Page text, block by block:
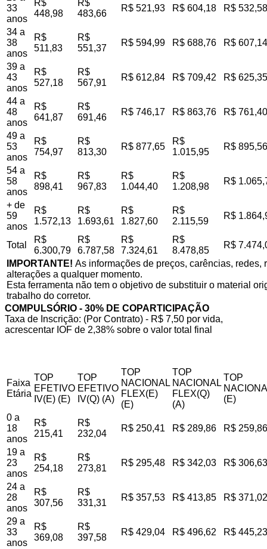
33
anos
R$
448,98
R$
483,66
R$ 521,93 R$ 604,18 R$ 532,58
34 a
38
anos
R$
511,83
R$
551,37
R$ 594,99 R$ 688,76 R$ 607,14
39 a
43
anos
R$
527,18
R$
567,91
R$ 612,84 R$ 709,42 R$ 625,35
44 a
48
anos
R$
641,87
R$
691,46
R$ 746,17 R$ 863,76 R$ 761,40
49 a
53
anos
R$
754,97
R$
813,30
R$ 877,65
R$
1.015,95
R$ 895,56
54 a
58
anos
R$
898,41
R$
967,83
R$
1.044,40
R$
1.208,98
R$
+ de
59
anos
R$
1.572,13
R$
1.693,61
R$
1.827,60
R$
2.115,59
R$
Total
R$
6.300,79
R$
6.787,58
R$
7.324,61
R$
8.478,85
R$
IMPORTANTE! As informações de preços, carências,
alterações a qualquer momento.
Esta ferramenta não tem o objetivo de substituir o material
trabalho do corretor.
COMPULSÓRIO - 30% DE COPARTICIPAÇÃO
Taxa de Inscrição: (Por Contrato) - R$ 7,50 por vida,
acrescentar IOF de 2,38% sobre o valor total final
Faixa
Etária
TOP
EFETIVO
IV(E) (E)
TOP
EFETIVO
IV(Q) (A)
TOP
NACIONAL
FLEX(E)
(E)
TOP
NACIONAL
FLEX(Q)
(A)
TOP
(E)
0 a
18
anos
R$
215,41
R$
232,04
R$ 250,41 R$ 289,86 R$ 259,86
19 a
23
anos
R$
254,18
R$
273,81
R$ 295,48 R$ 342,03 R$ 306,63
24 a
28
anos
R$
307,56
R$
331,31
R$ 357,53 R$ 413,85 R$ 371,02
29 a
33
anos
R$
369,08
R$
397,58
R$ 429,04 R$ 496,62 R$ 445,23